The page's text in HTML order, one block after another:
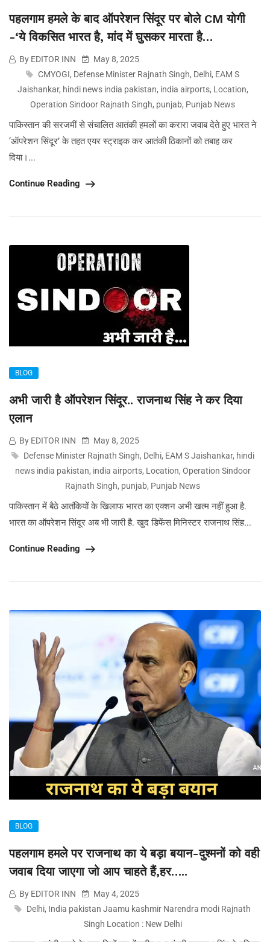
पहलगाम हमले के बाद ऑपरेशन सिंदूर पर बोले CM योगी
-‘ये विकसित भारत है, मांद में घुसकर मारता है…
By EDITOR INN
May 8, 2025
CMYOGI, Defense Minister Rajnath Singh, Delhi, EAM S
Jaishankar, hindi news india pakistan, india airports, Location,
Operation Sindoor Rajnath Singh, punjab, Punjab News
पाकिस्तान की सरजमीं से संचालित आतंकी हमलों का करारा जवाब देते हुए भारत ने
‘ऑपरेशन सिंदूर’ के तहत एयर स्ट्राइक कर आतंकी ठिकानों को तबाह कर
दिया।...
Continue Reading
BLOG
अभी जारी है ऑपरेशन सिंदूर.. राजनाथ सिंह ने कर दिया
एलान
By EDITOR INN
May 8, 2025
Defense Minister Rajnath Singh, Delhi, EAM S Jaishankar, hindi
news india pakistan, india airports, Location, Operation Sindoor
Rajnath Singh, punjab, Punjab News
पाकिस्तान में बैठे आतंकियों के खिलाफ भारत का एक्शन अभी खत्म नहीं हुआ है.
भारत का ऑपरेशन सिंदूर अब भी जारी है. खुद डिफेंस मिनिस्टर राजनाथ सिंह...
Continue Reading
BLOG
पहलगाम हमले पर राजनाथ का ये बड़ा बयान-दुश्मनों को वही
जवाब दिया जाएगा जो आप चाहते हैं,हर…..
By EDITOR INN
May 4, 2025
Delhi, India pakistan Jaamu kashmir Narendra modi Rajnath
Singh Location : New Delhi